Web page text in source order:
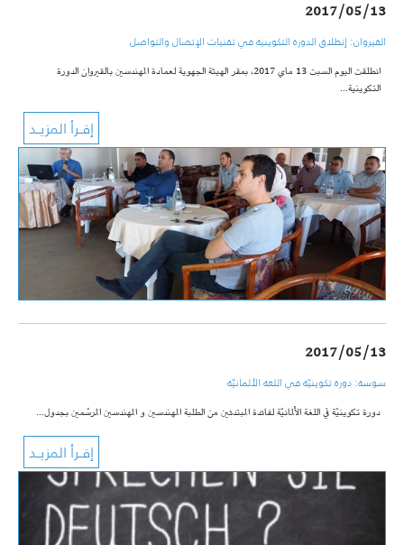
2017/05/13
القيروان: إنطلاق الدورة التكوينية في تقنيات الإتصال والتواصل
انطلقت اليوم السبت 13 ماي 2017، بمقر الهيئة الجهوية لعمادة المهندسين بالقيروان الدورة
التكوينية…
2017/05/13
سوسة: دورة تكوينيّة في اللغة الألمانيّة
دورة تكوينيّة في اللغة الألمانيّة لفائدة المبتدئين من الطلبة المهندسين و المهندسين المرسّمين بجدول…